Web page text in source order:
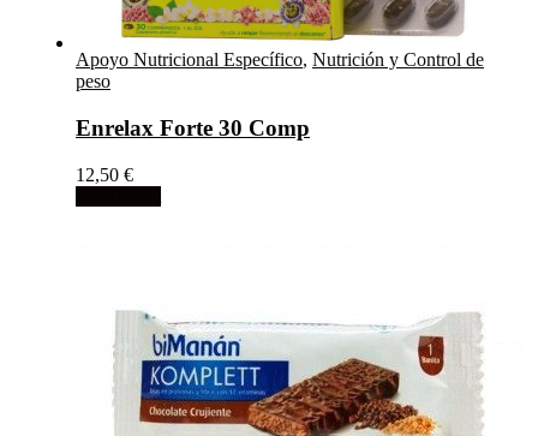
Apoyo Nutricional Específico, Nutrición y Control de
peso
Enrelax Forte 30 Comp
12,50 €